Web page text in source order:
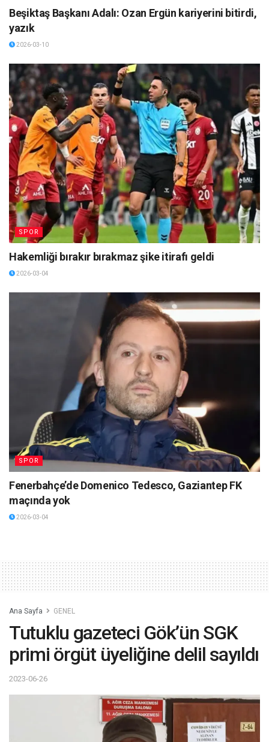
Beşiktaş Başkanı Adalı: Ozan Ergün kariyerini bitirdi,
yazık
2026-03-10
SPOR
Hakemliği bırakır bırakmaz şike itirafı geldi
2026-03-04
SPOR
Fenerbahçe’de Domenico Tedesco, Gaziantep FK
maçında yok
2026-03-04
Ana Sayfa GENEL
Tutuklu gazeteci Gök’ün SGK
primi örgüt üyeliğine delil sayıldı
2023-06-26